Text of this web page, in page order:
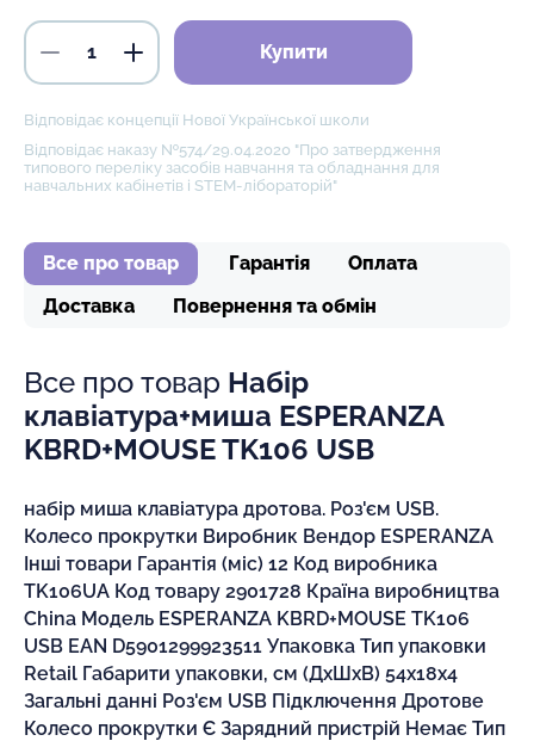
Купити
Відповідає концепції Нової Української школи
Відповідає наказу №574/29.04.2020 "Про затвердження
типового переліку засобів навчання та обладнання для
навчальних кабінетів і STEM-лібораторій"
Все про товар Гарантія
Оплата
Доставка
Повернення та обмін
Все про товар Набір
клавіатура+миша ESPERANZA
KBRD+MOUSE TK106 USB
набір миша клавiатура дротова. Роз'єм USB.
Колесо прокрутки Виробник Вендор ESPERANZA
Інші товари Гарантія (міс) 12 Код виробника
TK106UA Код товару 2901728 Країна виробництва
China Модель ESPERANZA KBRD+MOUSE TK106
USB EAN D5901299923511 Упаковка Тип упаковки
Retail Габарити упаковки, см (ДхШхВ) 54x18x4
Загальні данні Роз'єм USB Підключення Дротове
Колесо прокрутки Є Зарядний пристрій Немає Тип